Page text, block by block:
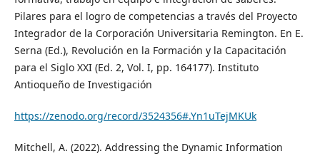
Pilares para el logro de competencias a través del Proyecto
Integrador de la Corporación Universitaria Remington. En E.
Serna (Ed.), Revolución en la Formación y la Capacitación
para el Siglo XXI (Ed. 2, Vol. I, pp. 164177). Instituto
Antioqueño de Investigación
https://zenodo.org/record/3524356#.Yn1uTejMKUk
Mitchell, A. (2022). Addressing the Dynamic Information